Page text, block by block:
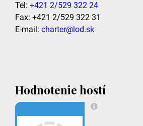
Tel: +421 2/529 322 24
Fax: +421 2/529 322 31
E-mail: charter@lod.sk
Hodnotenie hostí